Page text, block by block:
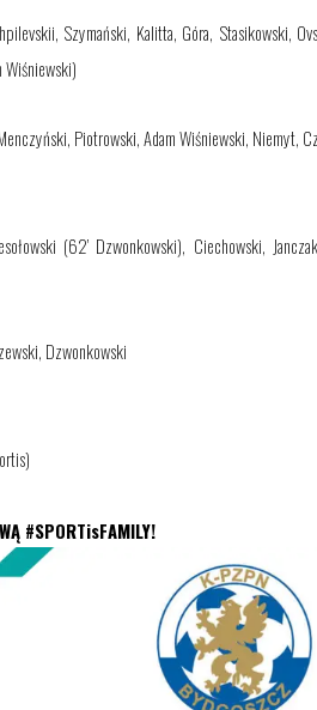
Szymański, Kalitta, Góra, Stasikowski,
Wiśniewski)
Piotrowski, Adam Wiśniewski, Niemyt,
(62’ Dzwonkowski), Ciechowski,
Dzwonkowski
#SPORTisFAMILY!